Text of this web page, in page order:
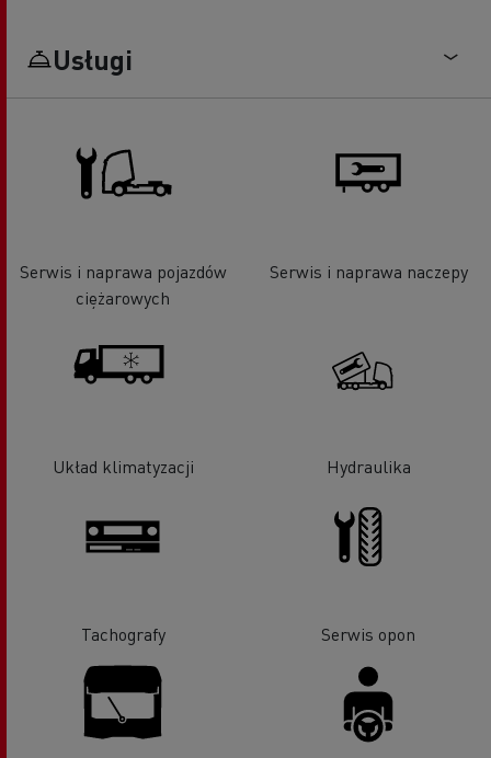
Usługi
Serwis i naprawa pojazdów
ciężarowych
Serwis i naprawa naczepy
Układ klimatyzacji Hydraulika
Tachografy Serwis opon